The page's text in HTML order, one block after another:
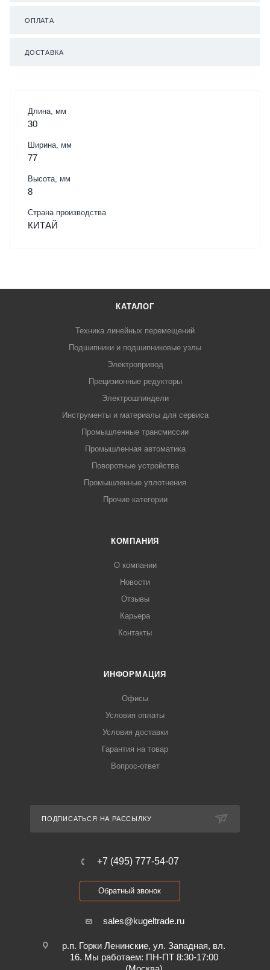
ОПЛАТА
ДОСТАВКА
Длина, мм
30
Ширина, мм
77
Высота, мм
8
Страна производства
КИТАЙ
КАТАЛОГ
Техника линейных перемещений
Подшипники и подшипниковые узлы
Электропривод
Прецизионные редукторы
Электрошпиндели
Инструменты и материалы для сервиса
Промышленные трансмиссии
Промышленная автоматика
Поворотные устройства
Промышленные уплотнения
Прочие категории
КОМПАНИЯ
О компании
Новости
Отзывы
Карьера
Контакты
ИНФОРМАЦИЯ
Офисы
Условия оплаты
Условия доставки
Гарантия на товар
Вопрос-ответ
ПОДПИСАТЬСЯ НА РАССЫЛКУ
+7 (495) 777-54-07
Обратный звонок
sales@kugeltrade.ru
р.п. Горки Ленинские, ул. Западная, вл.
16. Мы работаем: ПН-ПТ 8:30-17:00